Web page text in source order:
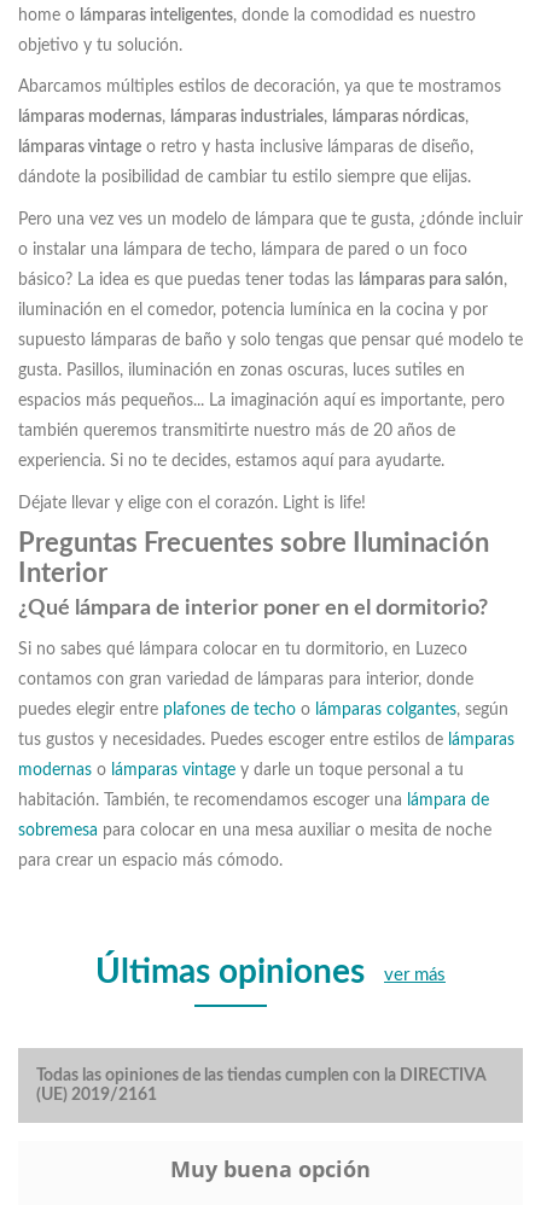
home o lámparas inteligentes, donde la comodidad es nuestro
objetivo y tu solución.
Abarcamos múltiples estilos de decoración, ya que te mostramos
lámparas modernas, lámparas industriales, lámparas nórdicas,
lámparas vintage o retro y hasta inclusive lámparas de diseño,
dándote la posibilidad de cambiar tu estilo siempre que elijas.
Pero una vez ves un modelo de lámpara que te gusta, ¿dónde incluir
o instalar una lámpara de techo, lámpara de pared o un foco
básico? La idea es que puedas tener todas las lámparas para salón,
iluminación en el comedor, potencia lumínica en la cocina y por
supuesto lámparas de baño y solo tengas que pensar qué modelo te
gusta. Pasillos, iluminación en zonas oscuras, luces sutiles en
espacios más pequeños... La imaginación aquí es importante, pero
también queremos transmitirte nuestro más de 20 años de
experiencia. Si no te decides, estamos aquí para ayudarte.
Déjate llevar y elige con el corazón. Light is life!
Preguntas Frecuentes sobre Iluminación
Interior
¿Qué lámpara de interior poner en el dormitorio?
Si no sabes qué lámpara colocar en tu dormitorio, en Luzeco
contamos con gran variedad de lámparas para interior, donde
puedes elegir entre plafones de techo o lámparas colgantes, según
tus gustos y necesidades. Puedes escoger entre estilos de lámparas
modernas o lámparas vintage y darle un toque personal a tu
habitación. También, te recomendamos escoger una lámpara de
sobremesa para colocar en una mesa auxiliar o mesita de noche
para crear un espacio más cómodo.
Últimas opiniones ver más
Todas las opiniones de las tiendas cumplen con la DIRECTIVA
(UE) 2019/2161
Muy buena opción